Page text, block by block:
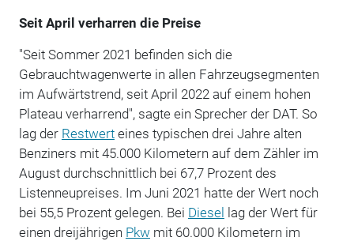
Seit April verharren die Preise
"Seit Sommer 2021 befinden sich die
Gebrauchtwagenwerte in allen Fahrzeugsegmenten
im Aufwärtstrend, seit April 2022 auf einem hohen
Plateau verharrend", sagte ein Sprecher der DAT. So
lag der Restwerteines typischen drei Jahre alten
Benziners mit 45.000 Kilometern auf dem Zähler im
August durchschnittlich bei 67,7 Prozent des
Listenneupreises. Im Juni 2021 hatte der Wert noch
bei 55,5 Prozent gelegen. Bei Diesel lag der Wert für
einen dreijährigen Pkw mit 60.000 Kilometern im